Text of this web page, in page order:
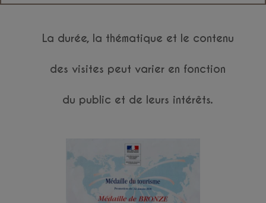
La durée, la thématique et le contenu
des visites peut varier en fonction
du public et de leurs intérêts.